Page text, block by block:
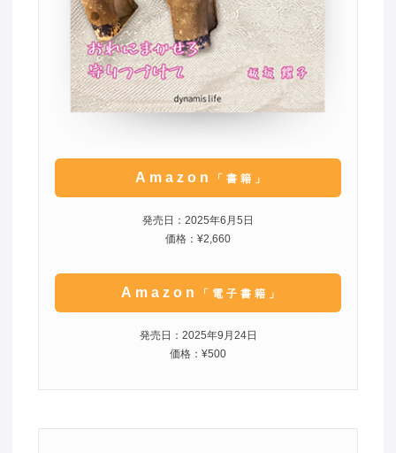
Amazon 「書籍」
発売日：2025年6月5日
価格：¥2,660
Amazon 「電子書籍」
発売日：2025年9月24日
価格：¥500